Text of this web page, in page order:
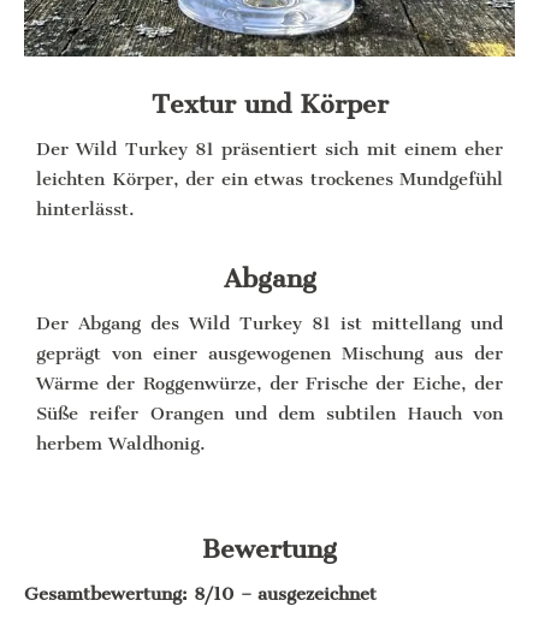
Textur und Körper
Der Wild Turkey 81 präsentiert sich mit einem eher
leichten Körper, der ein etwas trockenes Mundgefühl
hinterlässt.
Abgang
Der Abgang des Wild Turkey 81 ist mittellang und
geprägt von einer ausgewogenen Mischung aus der
Wärme der Roggenwürze, der Frische der Eiche, der
Süße reifer Orangen und dem subtilen Hauch von
herbem Waldhonig.
Bewertung
Gesamtbewertung: 8/10 – ausgezeichnet